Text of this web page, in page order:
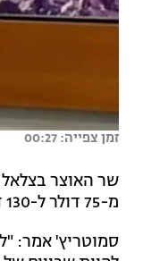
זמן צפייה: 00:27
שר האוצר
מ-75 דולר ל-130 דולר, שייכנס לתוקף הלילה (בין שלישי לרביעי) בחצות.
סמוטריץ' אמר: